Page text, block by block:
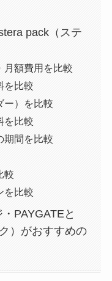
pack（ステ
月額費用を比較
を比較
ー）を比較
を比較
期間を比較
較
を比較
PAYGATEと
）がおすすめの